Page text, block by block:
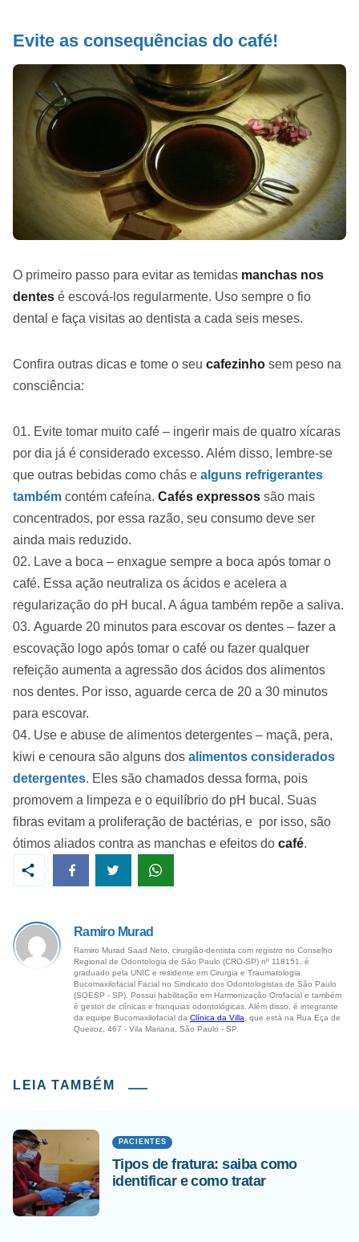
Evite as consequências do café!
O primeiro passo para evitar as temidas manchas nos
dentes é escová-los regularmente. Uso sempre o fio
dental e faça visitas ao dentista a cada seis meses.
Confira outras dicas e tome o seu cafezinho sem peso na
consciência:
Evite tomar muito café – ingerir mais de quatro xícaras
por dia já é considerado excesso. Além disso, lembre-se
que outras bebidas como chás e alguns refrigerantes
também contém cafeína. Cafés expressos são mais
concentrados, por essa razão, seu consumo deve ser
ainda mais reduzido.
Lave a boca – enxague sempre a boca após tomar o
café. Essa ação neutraliza os ácidos e acelera a
regularização do pH bucal. A água também repõe a saliva.
Aguarde 20 minutos para escovar os dentes – fazer a
escovação logo após tomar o café ou fazer qualquer
refeição aumenta a agressão dos ácidos dos alimentos
nos dentes. Por isso, aguarde cerca de 20 a 30 minutos
para escovar.
Use e abuse de alimentos detergentes – maçã, pera,
kiwi e cenoura são alguns dos alimentos considerados
detergentes. Eles são chamados dessa forma, pois
promovem a limpeza e o equilíbrio do pH bucal. Suas
fibras evitam a proliferação de bactérias, e por isso, são
ótimos aliados contra as manchas e efeitos do café.
Ramiro Murad
Ramiro Murad Saad Neto, cirurgião-dentista com registro no Conselho
Regional de Odontologia de São Paulo (CRO-SP) nº 118151, é
graduado pela UNIC e residente em Cirurgia e Traumatologia
Bucomaxilofacial Facial no Sindicato dos Odontologistas de São Paulo
(SOESP - SP). Possui habilitação em Harmonização Orofacial e também
é gestor de clínicas e franquias odontológicas. Além disso, é integrante
da equipe Bucomaxilofacial da Clínica da Villa , que está na Rua Eça de
Queiroz, 467 - Vila Mariana, São Paulo - SP.
LEIA TAMBÉM
PACIENTES
Tipos de fratura: saiba como
identificar e como tratar